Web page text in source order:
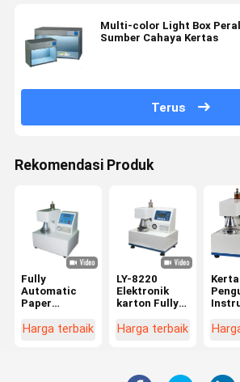
Multi-color Light Box
Sumber Cahaya Kertas
Terus
Rekomendasi Produk
Fully
Automatic
Paper
Instrumen /
Harga terbaik
LY-8220
Elektronik
karton Fully
Meledak
Harga terbaik